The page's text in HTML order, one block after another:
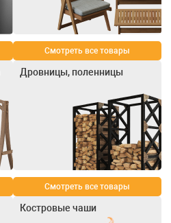
Смотреть все товары
Дровницы, поленницы
Смотреть все товары
Костровые чаши